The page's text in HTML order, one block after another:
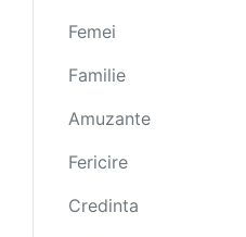
Femei
Familie
Amuzante
Fericire
Credinta